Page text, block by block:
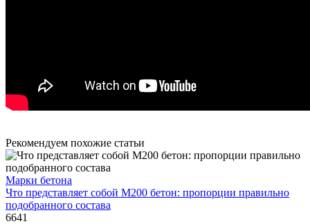
Рекомендуем похожие статьи
Марки бетона
Что представляет собой М200 бетон: пропорции правильно
подобранного состава
6641